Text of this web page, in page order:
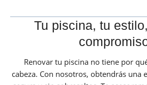
Tu piscina, tu
Renovar tu piscina no tiene por
cabeza. Con nosotros, obtendrás una